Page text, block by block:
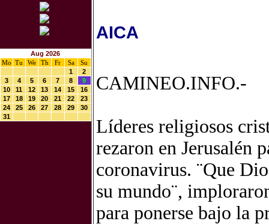
Aug 2026
Mo
Tu We Th Fr Sa
Su
1
2
3
4 5 6 7 8
9
10
11 12 13 14 15
16
17
18 19 20 21 22
23
24
25 26 27 28 29
30
31
AICA
CAMINEO.INFO.-
Líderes religiosos
rezaron en Jerusalén
coronavirus. ¨Que
su mundo¨,
para ponerse bajo la